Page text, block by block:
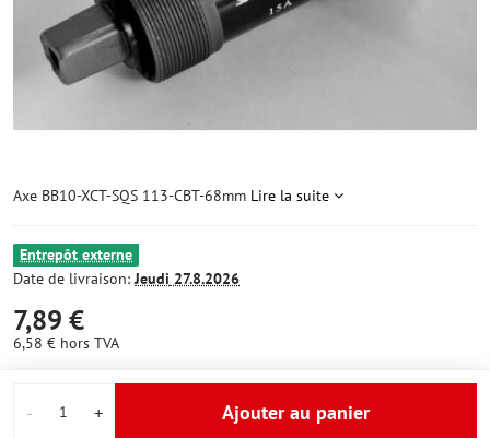
Axe BB10-XCT-SQS 113-CBT-68mm Lire la suite
Entrepôt externe
Date de livraison:Jeudi 27.8.2026
7,89 €
6,58 € hors TVA
Ajouter au panier